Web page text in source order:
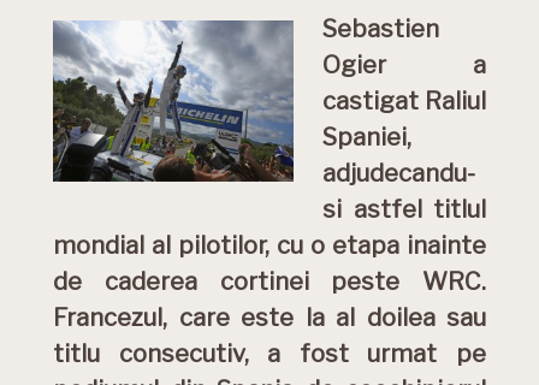
Sebastien
Ogier a
castigat Raliul
Spaniei,
adjudecandu-
si astfel titlul
mondial al pilotilor, cu o etapa inainte
de caderea cortinei peste WRC.
Francezul, care este la al doilea sau
titlu consecutiv, a fost urmat pe